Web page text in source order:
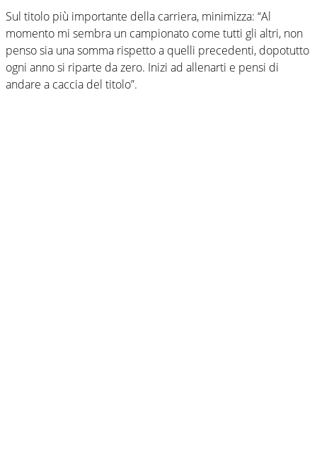
Sul titolo più importante della carriera, minimizza: “Al
momento mi sembra un campionato come tutti gli altri, non
penso sia una somma rispetto a quelli precedenti, dopotutto
ogni anno si riparte da zero. Inizi ad allenarti e pensi di
andare a caccia del titolo”.